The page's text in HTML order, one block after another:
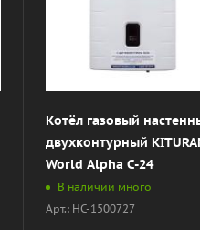
Котёл газовый
двухконтурный
World Alpha C-24
В наличии много
Арт.: НС-1500727